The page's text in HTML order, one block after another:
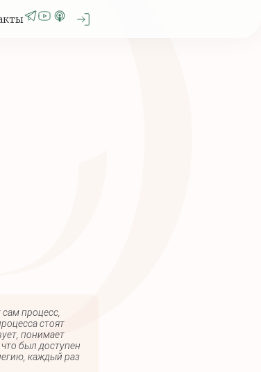
процесс,
стоят
понимает
был доступен
каждый раз